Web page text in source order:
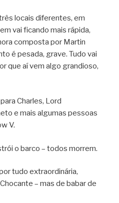
locais diferentes, em
vai ficando mais rápida,
composta por Martin
é pesada, grave. Tudo vai
que aí vem algo grandioso,
Charles, Lord
e mais algumas pessoas
V.
o barco – todos morrem.
tudo extraordinária,
– mas de babar de